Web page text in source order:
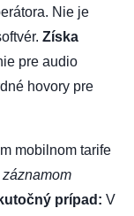
Nie je
Získa
pre audio
hovory pre
mobilnom tarife
prípad: V